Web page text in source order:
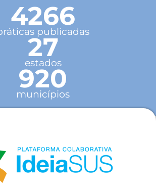
4266
publicadas
27
estados
920
municípios